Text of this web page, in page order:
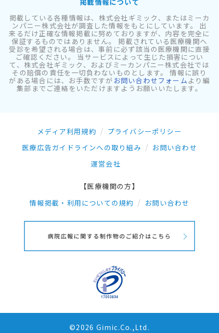
掲載情報について
掲載している各種情報は、株式会社ギミック、またはミーカ
ンパニー株式会社が調査した情報をもとにしています。 出
来るだけ正確な情報掲載に努めておりますが、内容を完全に
保証するものではありません。 掲載されている医療機関へ
受診を希望される場合は、事前に必ず該当の医療機関に直接
ご確認ください。 当サービスによって生じた損害につい
て、株式会社ギミック、およびミーカンパニー株式会社では
その賠償の責任を一切負わないものとします。 情報に誤り
がある場合には、お手数ですが お問い合わせフォーム より編
集部までご連絡をいただけますようお願いいたします。
メディア利用規約
プライバシーポリシー
医療広告ガイドラインへの取り組み
お問い合わせ
運営会社
【医療機関の方】
情報掲載・利用についての規約
お問い合わせ
©2026 Gimic.Co.,Ltd.